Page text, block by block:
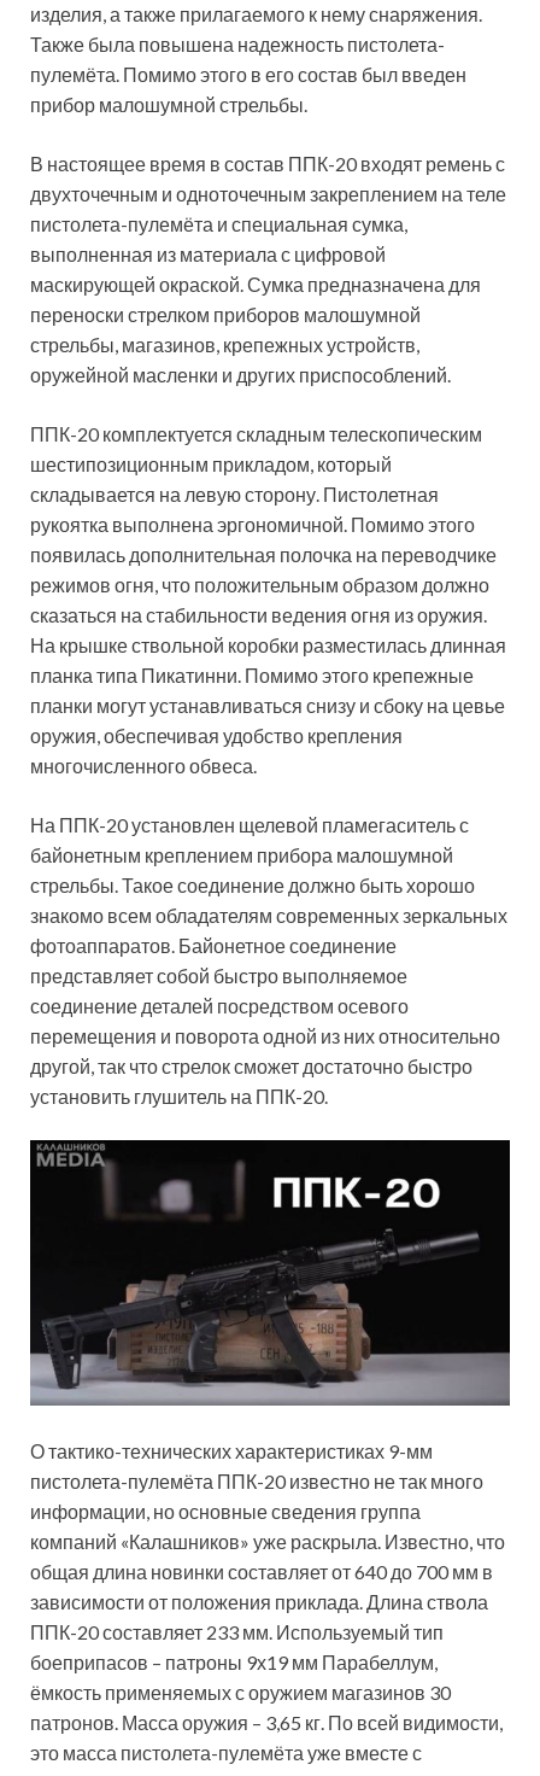
изделия, а также прилагаемого к нему снаряжения.
Также была повышена надежность пистолета-
пулемёта. Помимо этого в его состав был введен
прибор малошумной стрельбы.
В настоящее время в состав ППК-20 входят ремень с
двухточечным и одноточечным закреплением на теле
пистолета-пулемёта и специальная сумка,
выполненная из материала с цифровой
маскирующей окраской. Сумка предназначена для
переноски стрелком приборов малошумной
стрельбы, магазинов, крепежных устройств,
оружейной масленки и других приспособлений.
ППК-20 комплектуется складным телескопическим
шестипозиционным прикладом, который
складывается на левую сторону. Пистолетная
рукоятка выполнена эргономичной. Помимо этого
появилась дополнительная полочка на переводчике
режимов огня, что положительным образом должно
сказаться на стабильности ведения огня из оружия.
На крышке ствольной коробки разместилась длинная
планка типа Пикатинни. Помимо этого крепежные
планки могут устанавливаться снизу и сбоку на цевье
оружия, обеспечивая удобство крепления
многочисленного обвеса.
На ППК-20 установлен щелевой пламегаситель с
байонетным креплением прибора малошумной
стрельбы. Такое соединение должно быть хорошо
знакомо всем обладателям современных зеркальных
фотоаппаратов. Байонетное соединение
представляет собой быстро выполняемое
соединение деталей посредством осевого
перемещения и поворота одной из них относительно
другой, так что стрелок сможет достаточно быстро
установить глушитель на ППК-20.
О тактико-технических характеристиках 9-мм
пистолета-пулемёта ППК-20 известно не так много
информации, но основные сведения группа
компаний «Калашников» уже раскрыла. Известно, что
общая длина новинки составляет от 640 до 700 мм в
зависимости от положения приклада. Длина ствола
ППК-20 составляет 233 мм. Используемый тип
боеприпасов – патроны 9х19 мм Парабеллум,
ёмкость применяемых с оружием магазинов 30
патронов. Масса оружия – 3,65 кг. По всей видимости,
это масса пистолета-пулемёта уже вместе с